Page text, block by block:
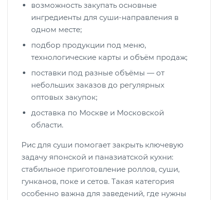
возможность закупать основные
ингредиенты для суши-направления в
одном месте;
подбор продукции под меню,
технологические карты и объём продаж;
поставки под разные объёмы — от
небольших заказов до регулярных
оптовых закупок;
доставка по Москве и Московской
области.
Рис для суши помогает закрыть ключевую
задачу японской и паназиатской кухни:
стабильное приготовление роллов, суши,
гунканов, поке и сетов. Такая категория
особенно важна для заведений, где нужны